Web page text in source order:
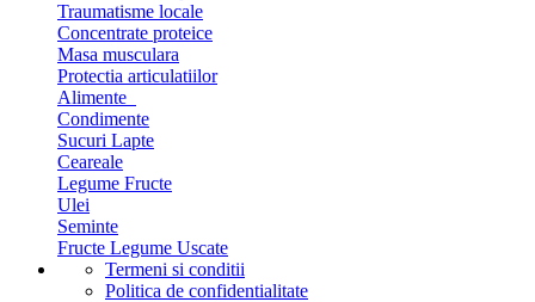
Traumatisme locale
Concentrate proteice
Masa musculara
Protectia articulatiilor
Alimente
Condimente
Sucuri Lapte
Ceareale
Legume Fructe
Ulei
Seminte
Fructe Legume Uscate
Termeni si conditii
Politica de confidentialitate